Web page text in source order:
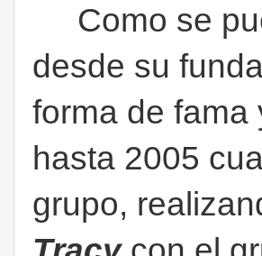
Como se
desde su
forma de fama
hasta 2005
grupo,